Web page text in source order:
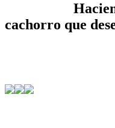
cachorro que